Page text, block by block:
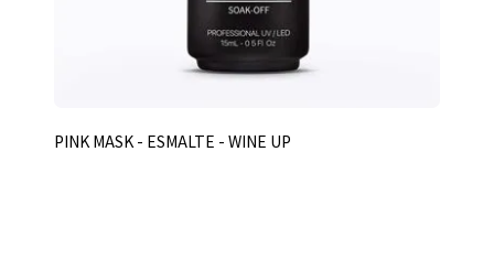
PINK MASK - ESMALTE - WINE UP